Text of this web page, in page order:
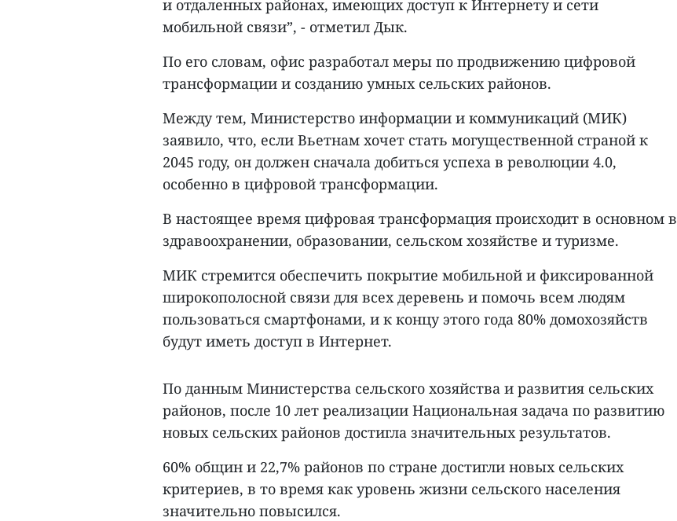
и отдаленных районах, имеющих доступ к Интернету и сети
мобильной связи”, - отметил Дык.
По его словам, офис разработал меры по продвижению цифровой
трансформации и созданию умных сельских районов.
Между тем, Министерство информации и коммуникаций (МИК)
заявило, что, если Вьетнам хочет стать могущественной страной к
2045 году, он должен сначала добиться успеха в революции 4.0,
особенно в цифровой трансформации.
В настоящее время цифровая трансформация происходит в основном в
здравоохранении, образовании, сельском хозяйстве и туризме.
МИК стремится обеспечить покрытие мобильной и фиксированной
широкополосной связи для всех деревень и помочь всем людям
пользоваться смартфонами, и к концу этого года 80% домохозяйств
будут иметь доступ в Интернет.
По данным Министерства сельского хозяйства и развития сельских
районов, после 10 лет реализации Национальная задача по развитию
новых сельских районов достигла значительных результатов.
60% общин и 22,7% районов по стране достигли новых сельских
критериев, в то время как уровень жизни сельского населения
значительно повысился.